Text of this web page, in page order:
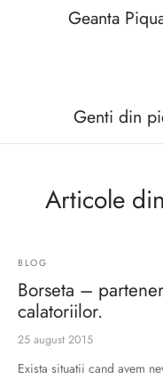
Geanta
Genti din
Articole
BLOG
Borseta –
calatoriilor.
25 august 2015
Exista situatii cand avem